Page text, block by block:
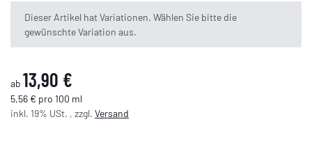
x
Dieser Artikel hat Variationen. Wählen Sie bitte die
gewünschte Variation aus.
ab 13,90 €
5,56 € pro 100 ml
inkl. 19% USt. , zzgl. Versand